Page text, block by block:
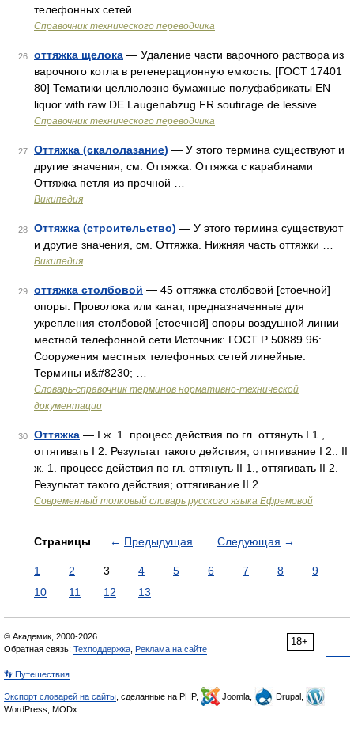
телефонных сетей …
Справочник технического переводчика
26 оттяжка щелока — Удаление части варочного раствора из
варочного котла в регенерационную емкость. [ГОСТ 17401
80] Тематики целлюлозно бумажные полуфабрикаты EN
liquor with raw DE Laugenabzug FR soutirage de lessive …
Справочник технического переводчика
27 Оттяжка (скалолазание) — У этого термина существуют и
другие значения, см. Оттяжка. Оттяжка с карабинами
Оттяжка петля из прочной …
Википедия
28 Оттяжка (строительство) — У этого термина существуют
и другие значения, см. Оттяжка. Нижняя часть оттяжки …
Википедия
29 оттяжка столбовой — 45 оттяжка столбовой [стоечной]
опоры: Проволока или канат, предназначенные для
укрепления столбовой [стоечной] опоры воздушной линии
местной телефонной сети Источник: ГОСТ Р 50889 96:
Сооружения местных телефонных сетей линейные.
Термины и&#8230; …
Словарь-справочник терминов нормативно-технической
документации
30 Оттяжка — I ж. 1. процесс действия по гл. оттянуть I 1.,
оттягивать I 2. Результат такого действия; оттягивание I 2.. II
ж. 1. процесс действия по гл. оттянуть II 1., оттягивать II 2.
Результат такого действия; оттягивание II 2 …
Современный толковый словарь русского языка Ефремовой
Страницы ← Предыдущая Следующая →
1 2 3 4 5 6 7 8
9
10
11 12 13
18+
© Академик, 2000-2026
Обратная связь: Техподдержка Реклама на сайте
👣 Путешествия
Экспорт словарей на сайты , сделанные на PHP, Joomla,
Drupal,
WordPress, MODx.